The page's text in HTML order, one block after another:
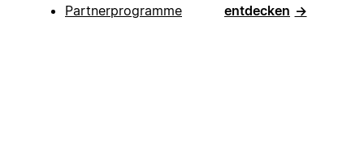
Partnerprogramme
entdecken →